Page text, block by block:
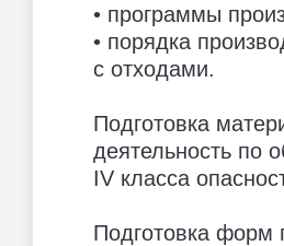
• программы
• порядка
с отходами.
Подготовка
деятельность по
IV класса
Подготовка форм